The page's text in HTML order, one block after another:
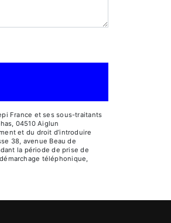
France et ses sous-traitants
04510 Aiglun
et du droit d’introduire
38, avenue Beau de
la période de prise de
téléphonique,